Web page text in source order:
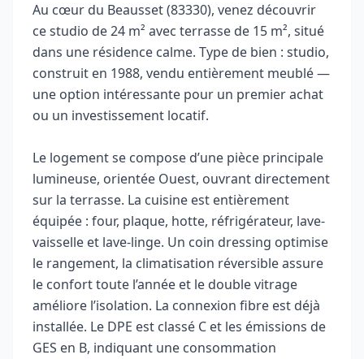
Au cœur du Beausset (83330), venez découvrir
ce studio de 24 m² avec terrasse de 15 m², situé
dans une résidence calme. Type de bien : studio,
construit en 1988, vendu entièrement meublé —
une option intéressante pour un premier achat
ou un investissement locatif.
Le logement se compose d’une pièce principale
lumineuse, orientée Ouest, ouvrant directement
sur la terrasse. La cuisine est entièrement
équipée : four, plaque, hotte, réfrigérateur, lave-
vaisselle et lave-linge. Un coin dressing optimise
le rangement, la climatisation réversible assure
le confort toute l’année et le double vitrage
améliore l’isolation. La connexion fibre est déjà
installée. Le DPE est classé C et les émissions de
GES en B, indiquant une consommation